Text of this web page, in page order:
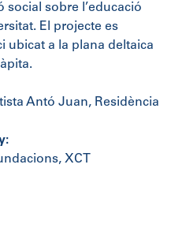
sobre l’educació
El projecte es
ubicat a la plana deltaica
Antó Juan, Residència
XCT